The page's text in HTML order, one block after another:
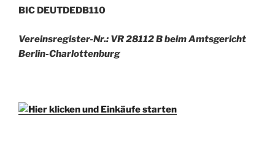
BIC DEUTDEDB110
Vereinsregister-Nr.: VR 28112 B beim Amtsgericht
Berlin-Charlottenburg